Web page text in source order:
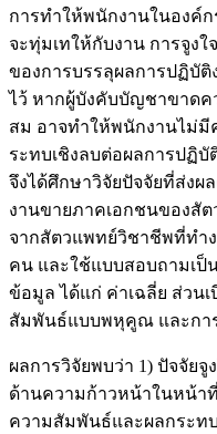
การทำให้พนักงานในองค์
จะทุ่มเทให้กับงาน การจูง
ของการบรรลุผลการปฏิบั
ไว้ หากผู้บังคับบัญชาขาดค
สม อาจทำให้พนักงานไม่มี
ระทบเชิงลบต่อผลการปฏิ
จึงได้ศึกษาวิจัยปัจจัยที่ส่งผ
งานขายภาคเอกชนของสั
จากสัตวแพทย์วิชาชีพที่ทำ
คน และใช้แบบสอบถามเป็
ข้อมูล ได้แก่ ค่าเฉลี่ย ส่วน
สัมพันธ์แบบพหุคูณ และกา
ผลการวิจัยพบว่า 1) ปัจจัย
ด้านความก้าวหน้าในหน้า
ความสัมพันธ์และผลกระท